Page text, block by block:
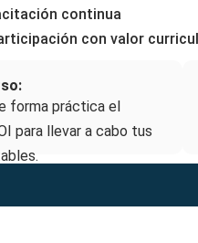
continua
con valor
forma práctica el
para llevar a cabo tus